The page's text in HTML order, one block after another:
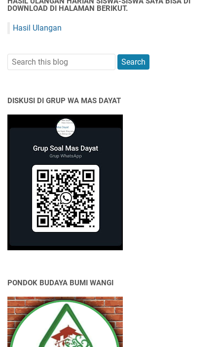
DOWNLOAD DI HALAMAN BERIKUT.
Hasil Ulangan
DISKUSI DI GRUP WA MAS DAYAT
PONDOK BUDAYA BUMI WANGI